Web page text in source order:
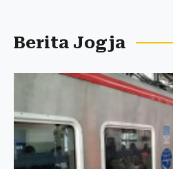
Berita Jogja